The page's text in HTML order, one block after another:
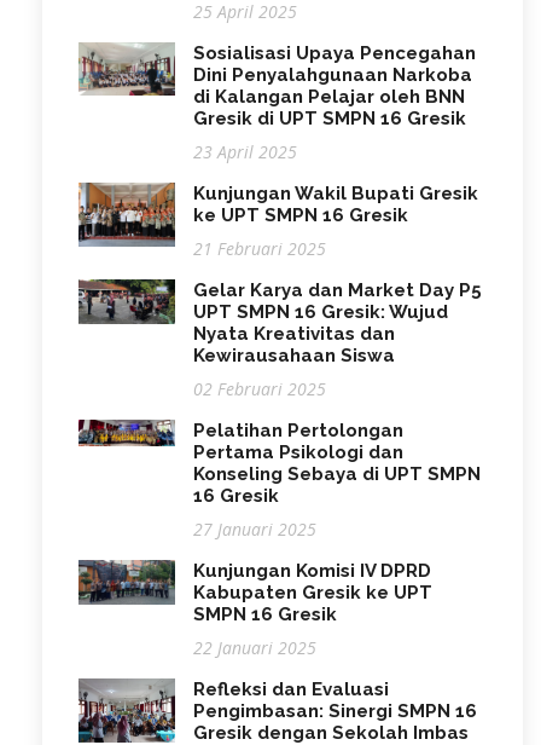
25 April 2025
Sosialisasi Upaya Pencegahan
Dini Penyalahgunaan Narkoba
di Kalangan Pelajar oleh BNN
Gresik di UPT SMPN 16 Gresik
23 April 2025
Kunjungan Wakil Bupati Gresik
ke UPT SMPN 16 Gresik
21 Februari 2025
Gelar Karya dan Market Day P5
UPT SMPN 16 Gresik: Wujud
Nyata Kreativitas dan
Kewirausahaan Siswa
02 Februari 2025
Pelatihan Pertolongan
Pertama Psikologi dan
Konseling Sebaya di UPT SMPN
16 Gresik
27 Januari 2025
Kunjungan Komisi IV DPRD
Kabupaten Gresik ke UPT
SMPN 16 Gresik
22 Januari 2025
Refleksi dan Evaluasi
Pengimbasan: Sinergi SMPN 16
Gresik dengan Sekolah Imbas